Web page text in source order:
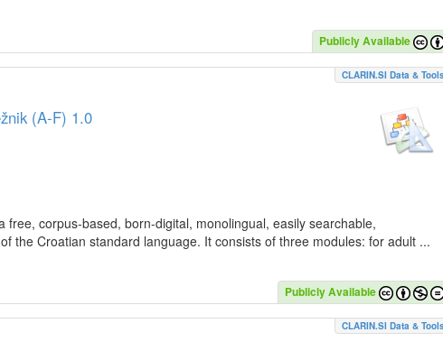
Publicly Available
CLARIN.SI Data &
(A-F) 1.0
free, corpus-based, born-digital, monolingual, easily searchable,
the Croatian standard language. It consists of three modules: for adult ...
Publicly Available
CLARIN.SI Data &